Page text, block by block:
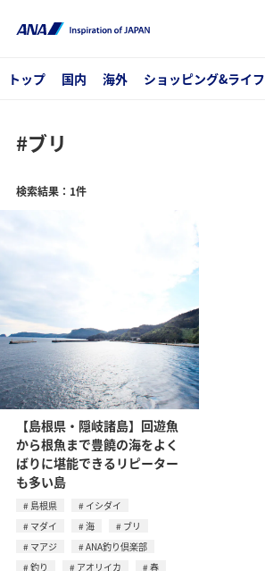
トップ 国内 海外 ショッピング&ライフ
#ブリ
検索結果：1件
【島根県・隠岐諸島】回遊魚
から根魚まで豊饒の海をよく
ばりに堪能できるリピーター
も多い島
島根県
イシダイ
マダイ
海
ブリ
マアジ
ANA釣り倶楽部
釣り
アオリイカ
春